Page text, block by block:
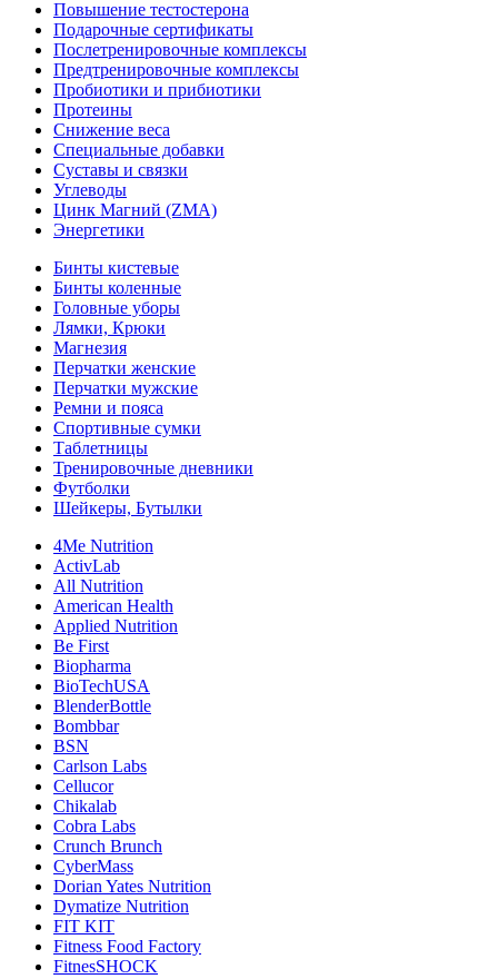
Повышение тестостерона
Подарочные сертификаты
Послетренировочные комплексы
Предтренировочные комплексы
Пробиотики и прибиотики
Протеины
Снижение веса
Специальные добавки
Суставы и связки
Углеводы
Цинк Магний (ZMA)
Энергетики
Бинты кистевые
Бинты коленные
Головные уборы
Лямки, Крюки
Магнезия
Перчатки женские
Перчатки мужские
Ремни и пояса
Спортивные сумки
Таблетницы
Тренировочные дневники
Футболки
Шейкеры, Бутылки
4Me Nutrition
ActivLab
All Nutrition
American Health
Applied Nutrition
Be First
Biopharma
BioTechUSA
BlenderBottle
Bombbar
BSN
Carlson Labs
Cellucor
Chikalab
Cobra Labs
Crunch Brunch
CyberMass
Dorian Yates Nutrition
Dymatize Nutrition
FIT KIT
Fitness Food Factory
FitnesSHOCK